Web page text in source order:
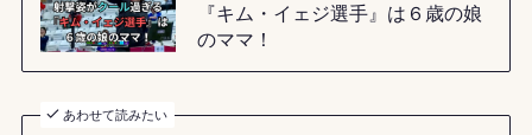
『キム・イェジ選手』は６歳の娘
のママ！
あわせて読みたい